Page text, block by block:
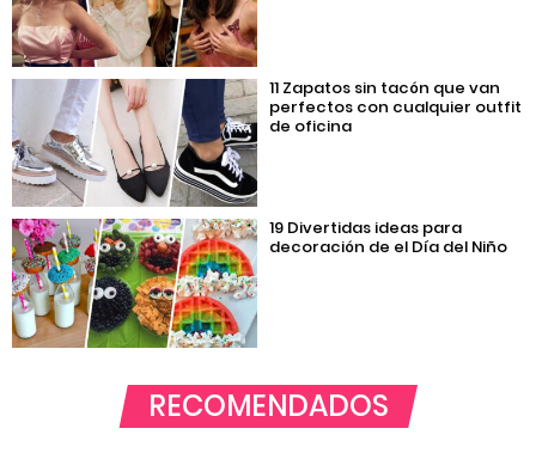
11 Zapatos sin tacón que van
perfectos con cualquier outfit
de oficina
19 Divertidas ideas para
decoración de el Día del Niño
RECOMENDADOS